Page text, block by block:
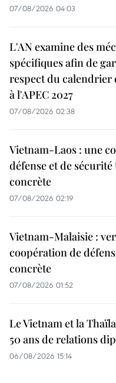
07/08/2026 04:03
L'AN examine des
spécifiques afin de
respect du calendrier
à l'APEC 2027
07/08/2026 02:38
Vietnam-Laos : une
défense et de
concrète
07/08/2026 02:19
Vietnam-Malaisie :
coopération de
concrète
07/08/2026 01:52
Le Vietnam et la
50 ans de relations
06/08/2026 15:14